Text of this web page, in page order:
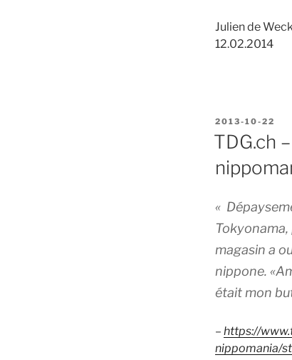
Julien de
12.02.2014
POSTED
ON
2013-10-22
TDG.ch
«
magasin a
nippone.
était mon
– https://
nippomania/